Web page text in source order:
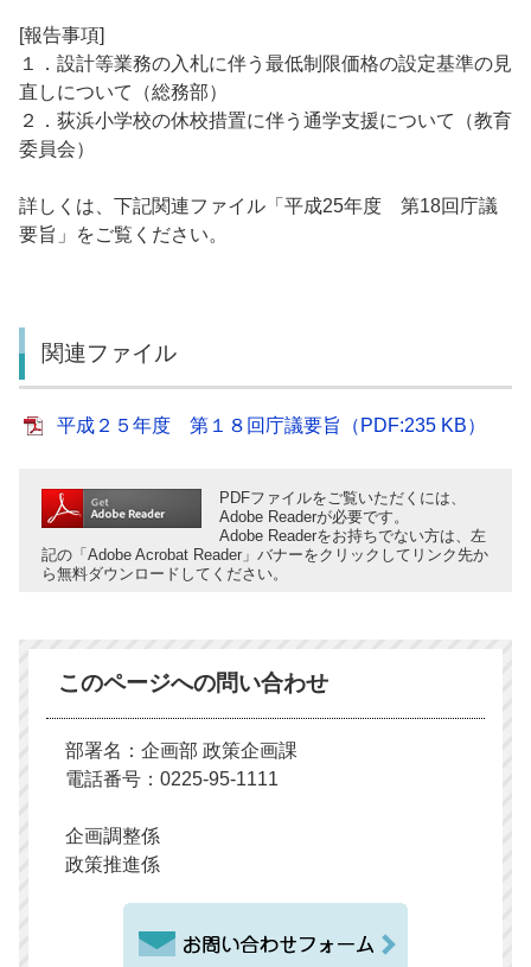
[報告事項]
１．設計等業務の入札に伴う最低制限価格の設定基準の見
直しについて（総務部）
２．荻浜小学校の休校措置に伴う通学支援について（教育
委員会）
詳しくは、下記関連ファイル「平成25年度 第18回庁議
要旨」をご覧ください。
関連ファイル
平成２５年度 第１８回庁議要旨（PDF:235 KB）
PDFファイルをご覧いただくには、
Adobe Readerが必要です。
Adobe Readerをお持ちでない方は、左
記の「Adobe Acrobat Reader」バナーをクリックしてリンク先か
ら無料ダウンロードしてください。
このページへの問い合わせ
部署名：企画部 政策企画課
電話番号：0225-95-1111
企画調整係
政策推進係